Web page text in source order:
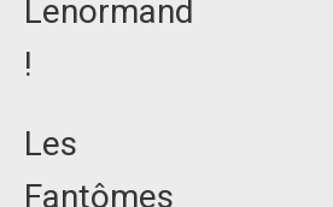
Lenormand
!
Les
Fantômes